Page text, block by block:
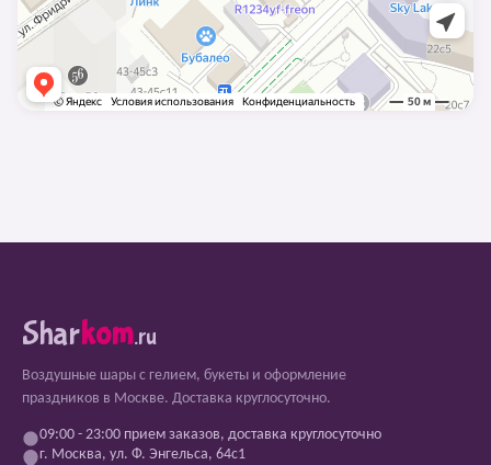
Sharkom.ru
Воздушные шары с гелием, букеты и оформление
праздников в Москве. Доставка круглосуточно.
09:00 - 23:00 прием заказов, доставка круглосуточно
г. Москва, ул. Ф. Энгельса, 64с1